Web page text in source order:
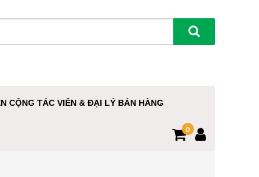
CỘNG TÁC VIÊN & ĐẠI LÝ BÁN HÀNG
0